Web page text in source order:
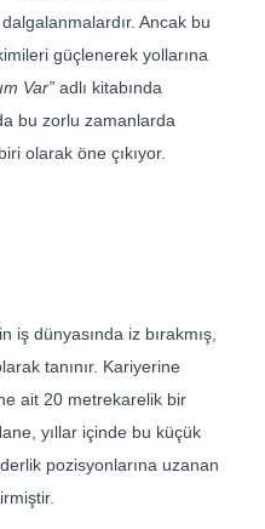
Ancak bu
güçlenerek yollarına
Var” adlı kitabında
bu zorlu zamanlarda
olarak öne çıkıyor.
iş dünyasında iz bırakmış,
tanınır. Kariyerine
ait 20 metrekarelik bir
yıllar içinde bu küçük
pozisyonlarına uzanan